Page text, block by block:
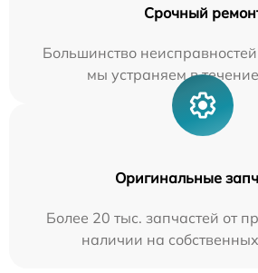
Срочный
Большинство
мы устраняем в
Оригинальные
Более 20 тыс. запчастей от
наличии на